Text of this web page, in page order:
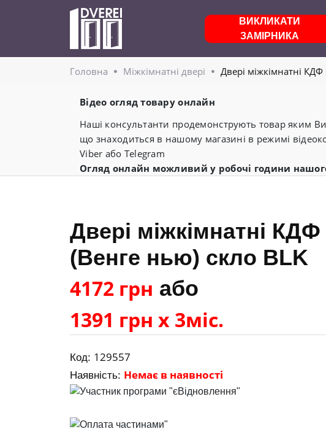
ВИКЛИКАТИ
ЗАМІРНИКА
Головнa Міжкімнатні двері Двері міжкімнатні
Відео огляд товару онлайн
Наші консультанти продемонструють товар яким Ви
що знаходиться в нашому магазині в режимі
Viber або Telegram
Огляд онлайн можливий у робочі години
Двері міжкімнатні
(Венге нью) скло BLK
4172 грн або
1391 грн х 3міс.
Код: 129557
Наявність: Немає в наявності